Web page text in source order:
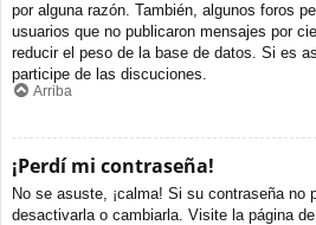
por alguna razón. También, algunos foros
usuarios que no publicaron mensajes por
reducir el peso de la base de datos. Si es
participe de las discuciones.
Arriba
¡Perdí mi contraseña!
No se asuste, ¡calma! Si su contraseña no
desactivarla o cambiarla. Visite la página